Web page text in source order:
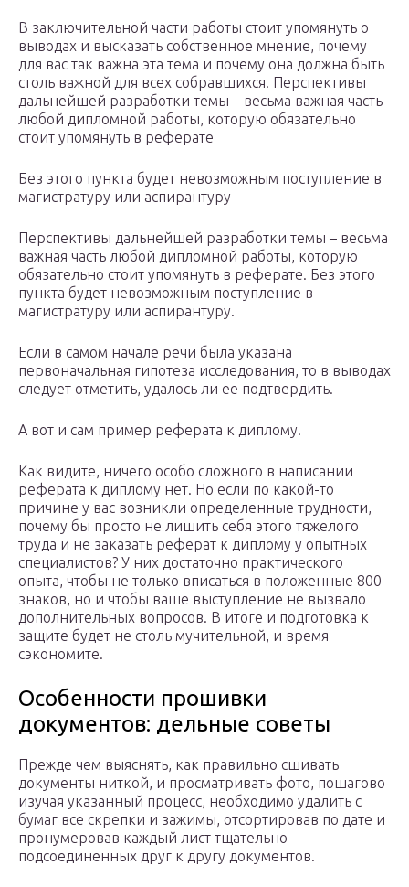
В заключительной части работы стоит упомянуть о
выводах и высказать собственное мнение, почему
для вас так важна эта тема и почему она должна быть
столь важной для всех собравшихся. Перспективы
дальнейшей разработки темы – весьма важная часть
любой дипломной работы, которую обязательно
стоит упомянуть в реферате
Без этого пункта будет невозможным поступление в
магистратуру или аспирантуру
Перспективы дальнейшей разработки темы – весьма
важная часть любой дипломной работы, которую
обязательно стоит упомянуть в реферате. Без этого
пункта будет невозможным поступление в
магистратуру или аспирантуру.
Если в самом начале речи была указана
первоначальная гипотеза исследования, то в выводах
следует отметить, удалось ли ее подтвердить.
А вот и сам пример реферата к диплому.
Как видите, ничего особо сложного в написании
реферата к диплому нет. Но если по какой-то
причине у вас возникли определенные трудности,
почему бы просто не лишить себя этого тяжелого
труда и не заказать реферат к диплому у опытных
специалистов? У них достаточно практического
опыта, чтобы не только вписаться в положенные 800
знаков, но и чтобы ваше выступление не вызвало
дополнительных вопросов. В итоге и подготовка к
защите будет не столь мучительной, и время
сэкономите.
Особенности прошивки
документов: дельные советы
Прежде чем выяснять, как правильно сшивать
документы ниткой, и просматривать фото, пошагово
изучая указанный процесс, необходимо удалить с
бумаг все скрепки и зажимы, отсортировав по дате и
пронумеровав каждый лист тщательно
подсоединенных друг к другу документов.